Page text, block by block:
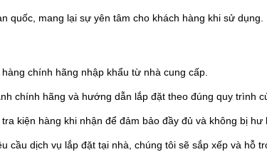
quốc, mang lại sự yên tâm cho khách hàng khi sử dụng.
chính hãng nhập khẩu từ nhà cung cấp.
chính hãng và hướng dẫn lắp đặt theo đúng quy trình
kiện hàng khi nhận để đảm bảo đầy đủ và không bị hư
cầu dịch vụ lắp đặt tại nhà, chúng tôi sẽ sắp xếp và hỗ